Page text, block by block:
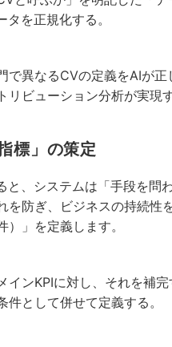
を正規化する。
で異なるCVの定義をAIが
ビューション分析が実現す
標」の策定
と、システムは「手段を問
を防ぎ、ビジネスの持続性
）」を定義します。
インKPIに対し、それを補
として併せて定義する。